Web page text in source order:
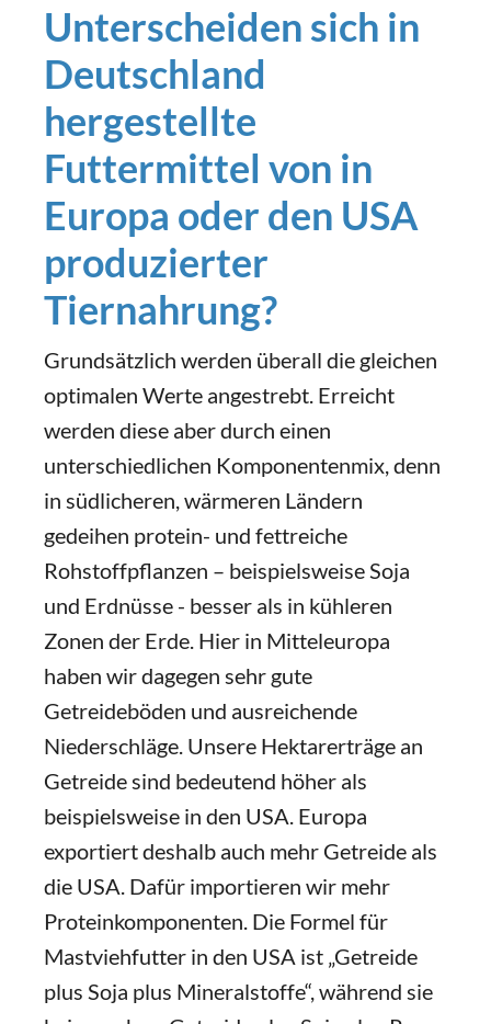
Unterscheiden sich in
Deutschland
hergestellte
Futtermittel von in
Europa oder den USA
produzierter
Tiernahrung?
Grundsätzlich werden überall die gleichen
optimalen Werte angestrebt. Erreicht
werden diese aber durch einen
unterschiedlichen Komponentenmix, denn
in südlicheren, wärmeren Ländern
gedeihen protein- und fettreiche
Rohstoffpflanzen – beispielsweise Soja
und Erdnüsse - besser als in kühleren
Zonen der Erde. Hier in Mitteleuropa
haben wir dagegen sehr gute
Getreideböden und ausreichende
Niederschläge. Unsere Hektarerträge an
Getreide sind bedeutend höher als
beispielsweise in den USA. Europa
exportiert deshalb auch mehr Getreide als
die USA. Dafür importieren wir mehr
Proteinkomponenten. Die Formel für
Mastviehfutter in den USA ist „Getreide
plus Soja plus Mineralstoffe“, während sie